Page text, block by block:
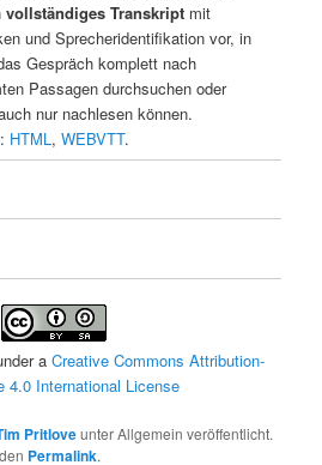
vollständiges Transkriptmit
und Sprecheridentifikation vor, in
Gespräch komplett nach
Passagen durchsuchen oder
nur nachlesen können.
HTML, WEBVTT.
a Creative Commons Attribution-
4.0 International License
Pritloveunter Allgemein veröffentlicht.
Permalink.